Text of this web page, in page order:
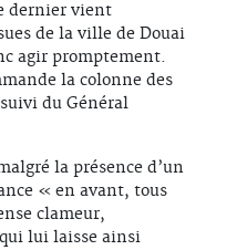
dernier vient
de la ville de Douai
agir promptement.
la colonne des
du Général
la présence d’un
« en avant, tous
clameur,
lui laisse ainsi